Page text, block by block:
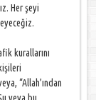
Her şeyi
kurallarını
“Allah’ından